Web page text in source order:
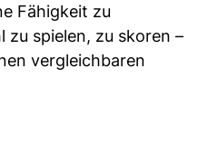
Fähigkeit zu
spielen, zu skoren –
vergleichbaren